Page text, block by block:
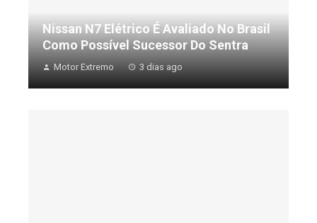
Nissan N7 Elétrico É Avaliado No Brasil
Como Possível Sucessor Do Sentra
Motor Extremo 3 dias ago